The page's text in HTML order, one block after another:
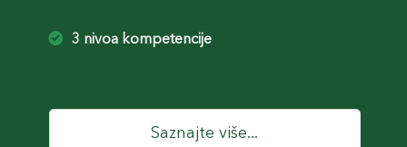
3 nivoa kompetencije
Saznajte više...